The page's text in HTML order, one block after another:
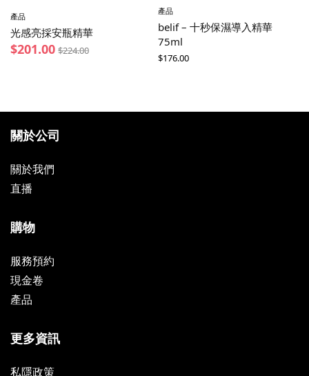
產品
光感亮採安瓶精華
$201.00 $224.00
產品
belif – 十秒保濕導入精華
75ml
$176.00
關於公司
關於我們
直播
購物
服務預約
現金卷
產品
更多資訊
私隱政策